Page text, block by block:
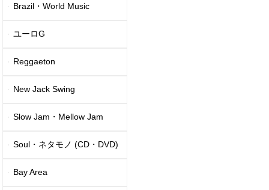
Brazil・World Music
ユーロG
Reggaeton
New Jack Swing
Slow Jam・Mellow Jam
Soul・ネタモノ (CD・DVD)
Bay Area